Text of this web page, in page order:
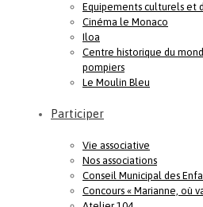
Equipements culturels et
Cinéma le Monaco
Iloa
Centre historique du
pompiers
Le Moulin Bleu
Participer
Vie associative
Nos associations
Conseil Municipal des
Concours « Marianne, où